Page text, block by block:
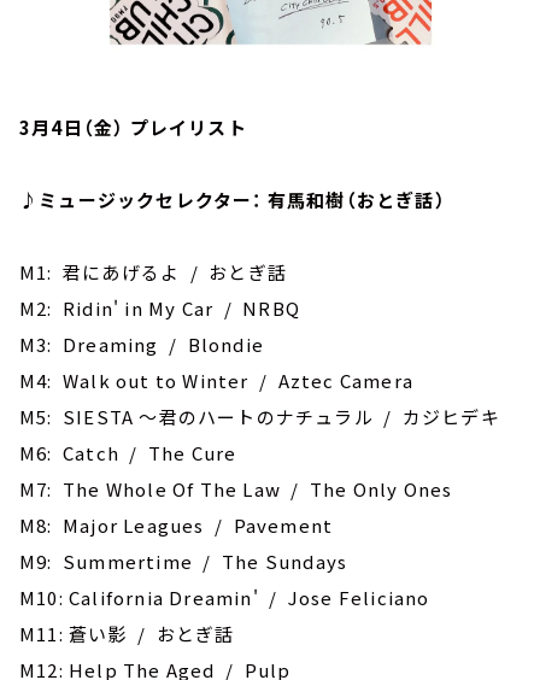
3月4日（金） プレイリスト
♪ミュージックセレクター： 有馬和樹（おとぎ話）
M1: 君にあげるよ / おとぎ話
M2: Ridin' in My Car / NRBQ
M3: Dreaming / Blondie
M4: Walk out to Winter / Aztec Camera
M5: SIESTA ～君のハートのナチュラル / カジヒデキ
M6: Catch / The Cure
M7: The Whole Of The Law / The Only Ones
M8: Major Leagues / Pavement
M9: Summertime / The Sundays
M10: California Dreamin' / Jose Feliciano
M11: 蒼い影 / おとぎ話
M12: Help The Aged / Pulp